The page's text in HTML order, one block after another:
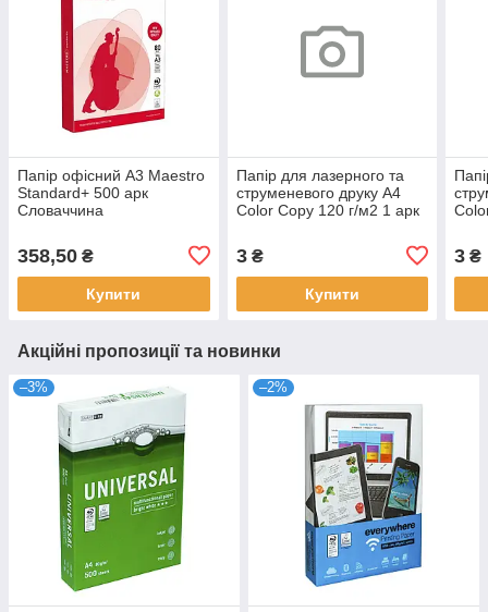
Папір офісний A3 Maestro
Standard+ 500 арк
Словаччина
358,50 ₴
Купити
Папір для лазерного та
струменевого друку А4
Color Copy 120 г/м2 1 арк
3₴
Купити
3 ₴
Акційні пропозиції та новинки
–3% –2%